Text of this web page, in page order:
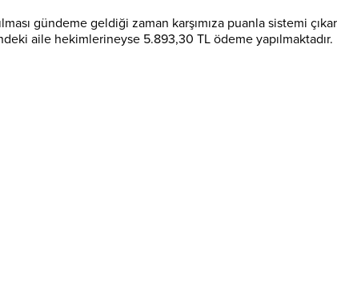
gündeme geldiği zaman karşımıza puanla sistemi
aile hekimlerineyse 5.893,30 TL ödeme yapılmaktadır.